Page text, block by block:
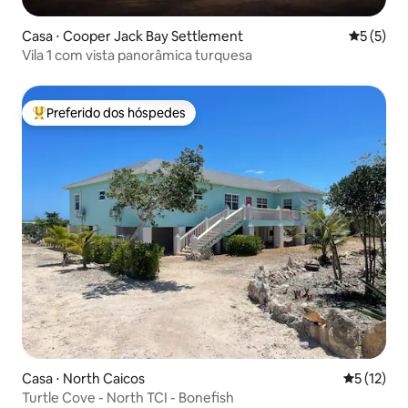
Casa ⋅ Cooper Jack Bay Settlement 5 de
5 (5)
Vila 1 com vista panorâmica turquesa
Entre os melhores preferidos dos hóspedes
Preferido dos hóspedes
Casa ⋅ North Caicos 5 de uma
5 (12)
Turtle Cove - North TCI - Bonefish